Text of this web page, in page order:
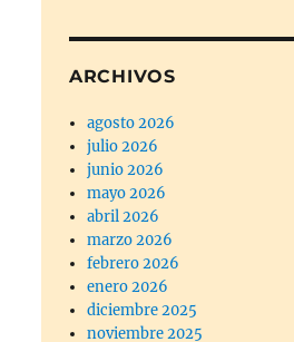
ARCHIVOS
agosto 2026
julio 2026
junio 2026
mayo 2026
abril 2026
marzo 2026
febrero 2026
enero 2026
diciembre 2025
noviembre 2025